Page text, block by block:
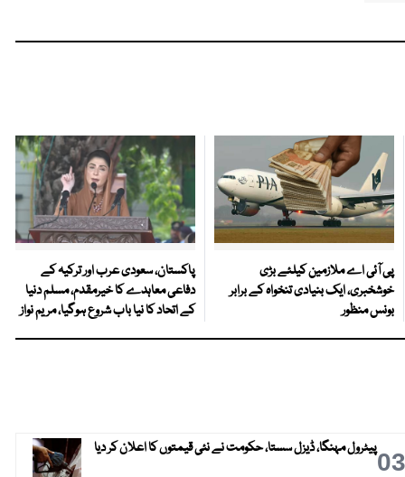
پی آئی اے ملازمین کیلئے بڑی
خوشخبری، ایک بنیادی تنخواہ کے برابر
بونس منظور
پاکستان، سعودی عرب اور ترکیہ کے
دفاعی معاہدے کا خیرمقدم، مسلم دنیا
کے اتحاد کا نیا باب شروع ہوگیا، مریم نواز
03پیٹرول مہنگا، ڈیزل سستا، حکومت نے نئی قیمتوں کا اعلان کر دیا